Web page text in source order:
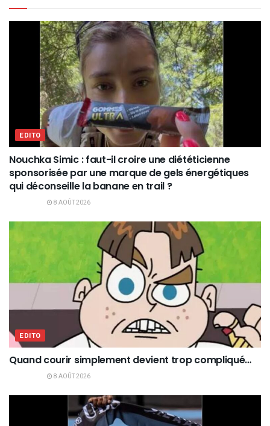
EDITO
Nouchka Simic : faut-il croire une diététicienne
sponsorisée par une marque de gels énergétiques
qui déconseille la banane en trail ?
8 AOÛT 2026
EDITO
Quand courir simplement devient trop compliqué…
8 AOÛT 2026